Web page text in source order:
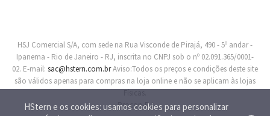
HStern e os cookies: usamos cookies para personalizar
HSJ Comercial S/A, com sede na Rua Visconde de Pirajá, 490 - 5º andar -
Ipanema - Rio de Janeiro - RJ, inscrita no CNPJ sob o nº 02.091.365/0001-
02. E-mail: sac@hstern.com.brAviso:Todos os preços e condições deste site
são válidos apenas para compras na loja online e não se aplicam às lojas
Procon-RJ